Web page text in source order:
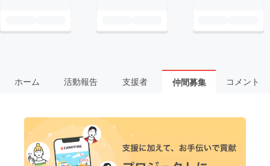
ホーム 活動報告 支援者 仲間募集 コメント